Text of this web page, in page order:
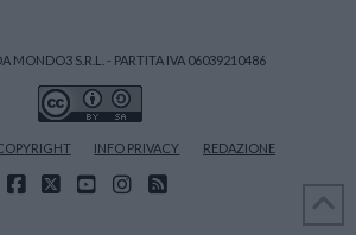
MONDO3 S.R.L. - PARTITA IVA 06039210486
INFO PRIVACY REDAZIONE